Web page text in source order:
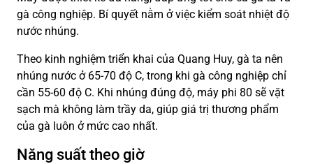
gà công nghiệp. Bí quyết nằm ở việc kiểm soát nhiệt độ
nước nhúng.
Theo kinh nghiệm triển khai của Quang Huy, gà ta nên
nhúng nước ở 65-70 độ C, trong khi gà công nghiệp chỉ
cần 55-60 độ C. Khi nhúng đúng độ, máy phi 80 sẽ vặt
sạch mà không làm trầy da, giúp giá trị thương phẩm
của gà luôn ở mức cao nhất.
Năng suất theo giờ